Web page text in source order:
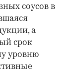
соусов в
а
срок
уровню